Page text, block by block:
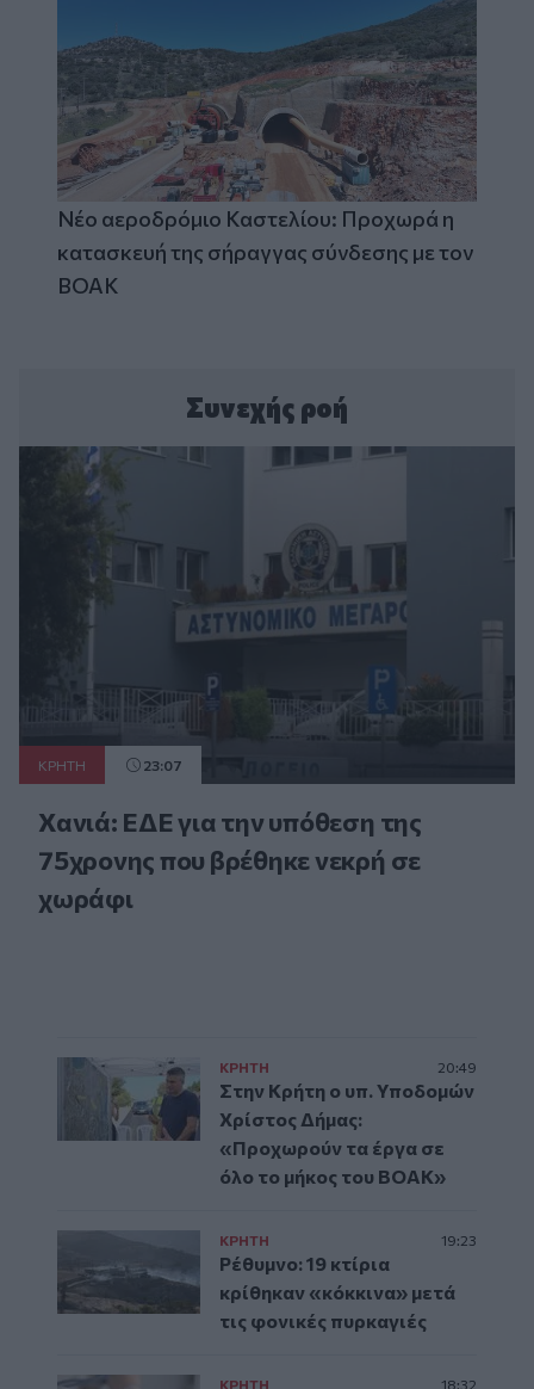
Νέο αεροδρόμιο Καστελίου: Προχωρά η
κατασκευή της σήραγγας σύνδεσης με τον
ΒΟΑΚ
Συνεχής ροή
ΚΡΗΤΗ 23:07
Χανιά: ΕΔΕ για την υπόθεση της
75χρονης που βρέθηκε νεκρή σε
χωράφι
ΚΡΗΤΗ 20:49
Στην Κρήτη ο υπ. Υποδομών
Χρίστος Δήμας:
«Προχωρούν τα έργα σε
όλο το μήκος του ΒΟΑΚ»
ΚΡΗΤΗ 19:23
Ρέθυμνο: 19 κτίρια
κρίθηκαν «κόκκινα» μετά
τις φονικές πυρκαγιές
ΚΡΗΤΗ 18:32